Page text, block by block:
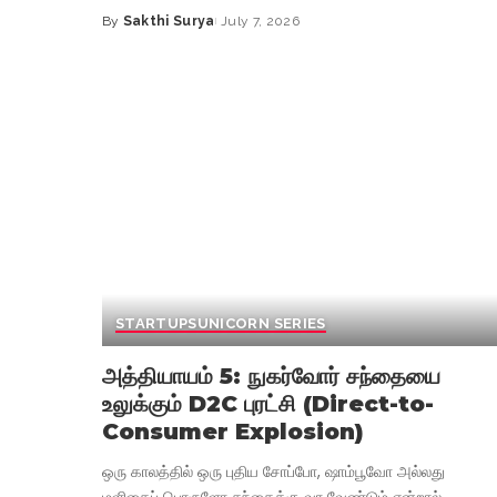
Posted
By Sakthi Surya July 7, 2026
STARTUPSUNICORN SERIES
அத்தியாயம் 5: நுகர்வோர் சந்தையை
உலுக்கும் D2C புரட்சி (Direct-to-
Consumer Explosion)
ஒரு காலத்தில் ஒரு புதிய சோப்போ, ஷாம்பூவோ அல்லது